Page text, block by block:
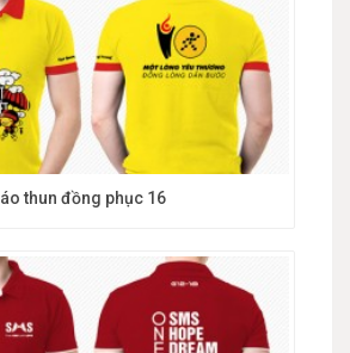
áo thun đồng phục 16